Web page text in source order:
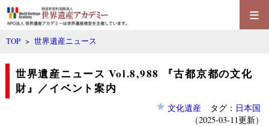
≡
TOP >世界遺産ニュース
世界遺産ニュース Vol.8,988 『古都京都の文化
財』／イベント案内
文化遺産タグ： 日本国
（2025-03-11更新）